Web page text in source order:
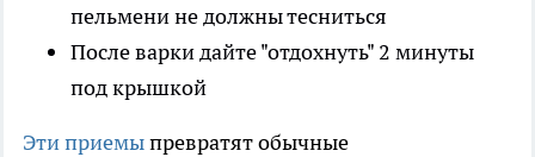
пельмени не должны тесниться
После варки дайте "отдохнуть" 2 минуты
под крышкой
Эти приемыпревратят обычные